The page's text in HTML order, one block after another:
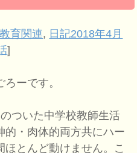
教育関連, 日記2018年4月
]
ーです。
ついた中学校教師生活
的・肉体的両方共にハー
ほとんど動けません。こ